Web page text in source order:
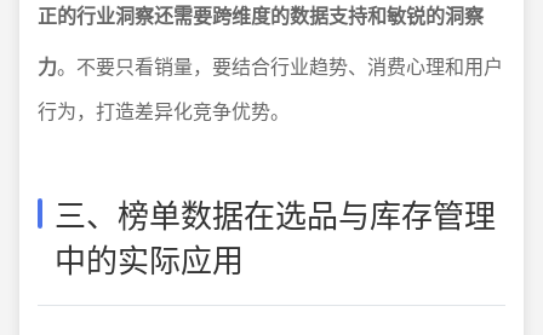
正的行业洞察还需要跨维度的数据支持和敏锐的洞察
力。不要只看销量，要结合行业趋势、消费心理和用户
行为，打造差异化竞争优势。
三、榜单数据在选品与库存管理
中的实际应用